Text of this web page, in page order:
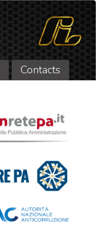
Contacts